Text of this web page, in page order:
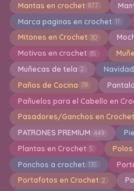
Mantas en crochet 877
Marca paginas en crochet 11
Mitones en Crochet 30
Motivos en crochet 85
Muñecas de tela 2 Navidad
Paños de Cocina 78
Pañuelos para el Cabello en
Pasadores/Ganchos en Crochet
PATRONES PREMIUM 449
Plantas en Crochet 5
Ponchos a crochet 135
Portafotos en Crochet 2